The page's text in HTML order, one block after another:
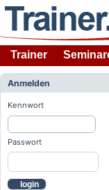
Trainer
Anmelden
Kennwort
Passwort
login